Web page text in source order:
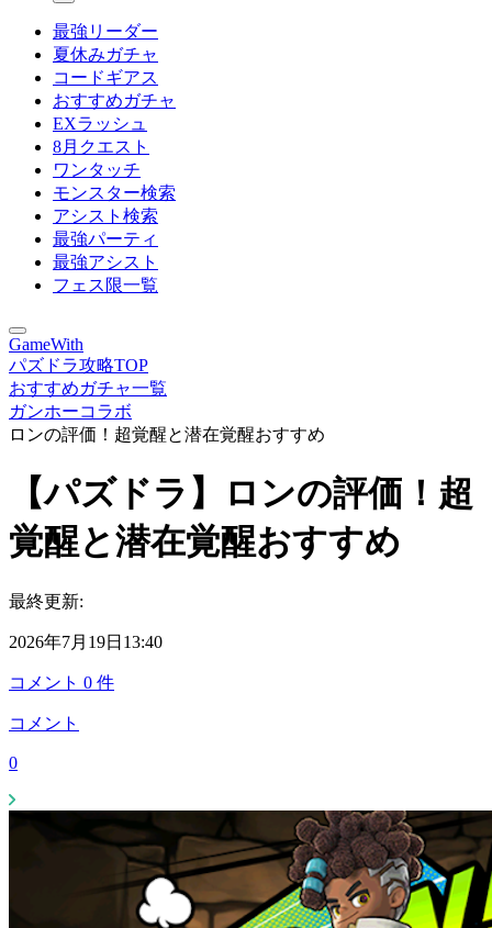
最強リーダー
夏休みガチャ
コードギアス
おすすめガチャ
EXラッシュ
8月クエスト
ワンタッチ
モンスター検索
アシスト検索
最強パーティ
最強アシスト
フェス限一覧
GameWith
パズドラ攻略TOP
おすすめガチャ一覧
ガンホーコラボ
ロンの評価！超覚醒と潜在覚醒おすすめ
【パズドラ】ロンの評価！超
覚醒と潜在覚醒おすすめ
最終更新:
2026年7月19日13:40
コメント 0 件
コメント
0